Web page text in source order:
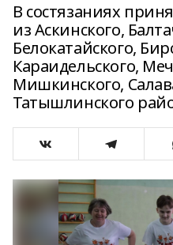
В состязаниях
из Аскинского,
Белокатайского,
Караидельского,
Мишкинского,
Татышлинского